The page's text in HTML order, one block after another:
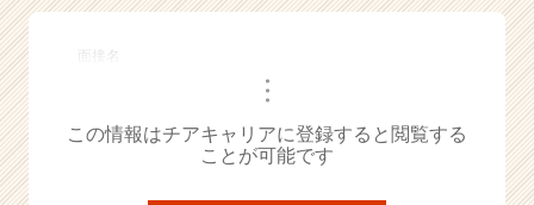
成
ら
ス
面接名
・・・
この情報はチアキャリアに登録すると閲覧する
ことが可能です